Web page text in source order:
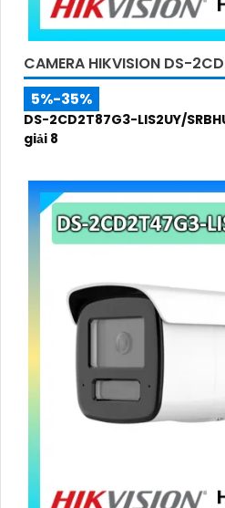
CAMERA HIKVISION DS-
5%-35%
DS-2CD2T87G3-LIS2UY/
giải 8